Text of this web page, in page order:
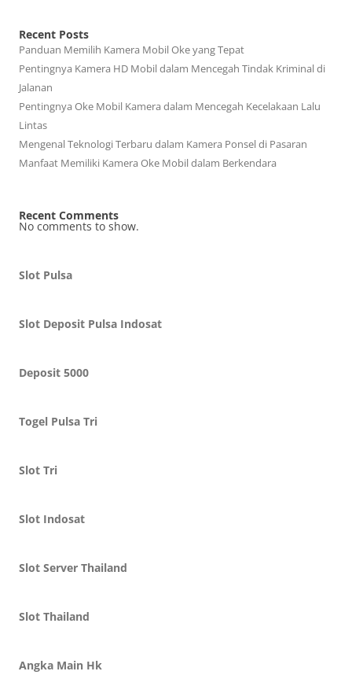
Recent Posts
Panduan Memilih Kamera Mobil Oke yang Tepat
Pentingnya Kamera HD Mobil dalam Mencegah Tindak Kriminal di
Jalanan
Pentingnya Oke Mobil Kamera dalam Mencegah Kecelakaan Lalu
Lintas
Mengenal Teknologi Terbaru dalam Kamera Ponsel di Pasaran
Manfaat Memiliki Kamera Oke Mobil dalam Berkendara
Recent Comments
No comments to show.
Slot Pulsa
Slot Deposit Pulsa Indosat
Deposit 5000
Togel Pulsa Tri
Slot Tri
Slot Indosat
Slot Server Thailand
Slot Thailand
Angka Main Hk